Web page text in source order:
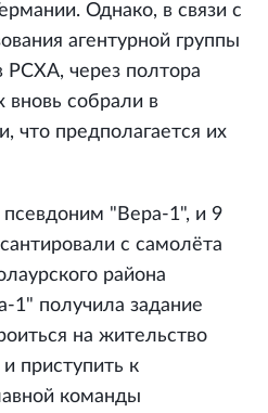
Однако, в связи с
агентурной группы
через полтора
вновь собрали в
что предполагается их
"Вера-1", и 9
с самолёта
района
1" получила задание
на жительство
приступить к
команды